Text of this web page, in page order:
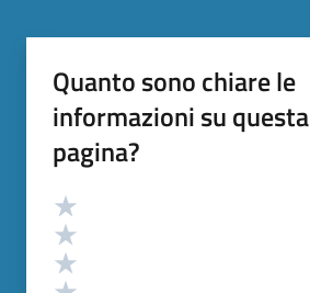
Quanto sono chiare le
informazioni su questa
pagina?
Valutazione